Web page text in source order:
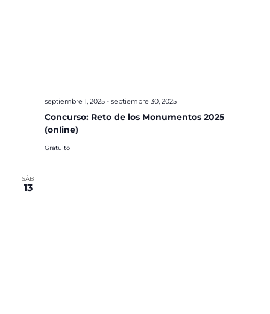
Concurso: Reto de los Monumentos 2025
(online)
septiembre 1, 2025- septiembre 30, 2025
Gratuito
SÁB
13